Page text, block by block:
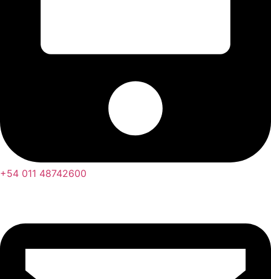
+54 011 48742600​